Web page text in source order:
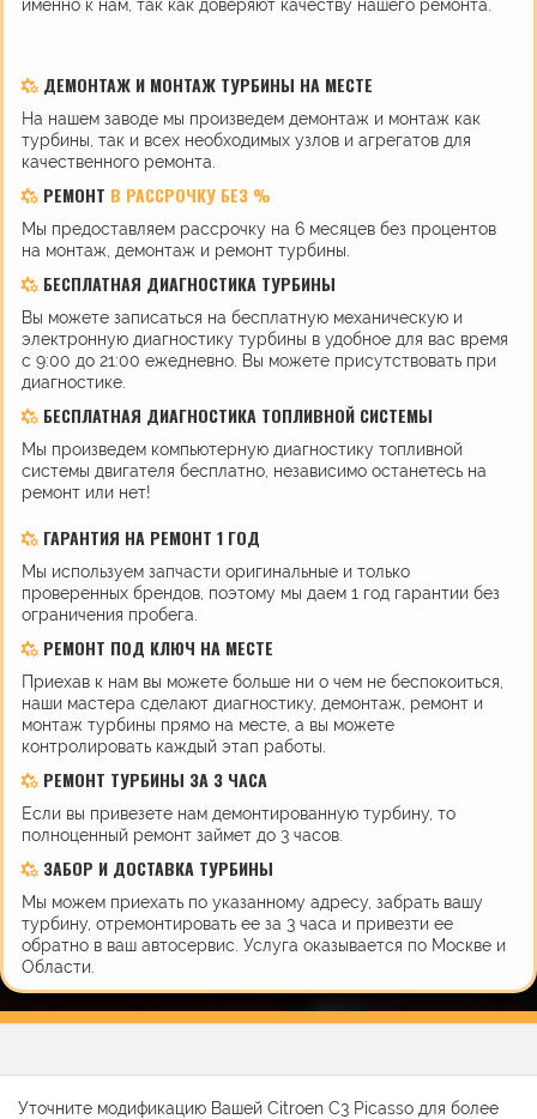
именно к нам, так как доверяют качеству нашего ремонта.
ДЕМОНТАЖ И МОНТАЖ ТУРБИНЫ НА МЕСТЕ
На нашем заводе мы произведем демонтаж и монтаж как
турбины, так и всех необходимых узлов и агрегатов для
качественного ремонта.
РЕМОНТ В РАССРОЧКУ БЕЗ %
Мы предоставляем рассрочку на 6 месяцев без процентов
на монтаж, демонтаж и ремонт турбины.
БЕСПЛАТНАЯ ДИАГНОСТИКА ТУРБИНЫ
Вы можете записаться на бесплатную механическую и
электронную диагностику турбины в удобное для вас время
с 9:00 до 21:00 ежедневно. Вы можете присутствовать при
диагностике.
БЕСПЛАТНАЯ ДИАГНОСТИКА ТОПЛИВНОЙ СИСТЕМЫ
Мы произведем компьютерную диагностику топливной
системы двигателя бесплатно, независимо останетесь на
ремонт или нет!
ГАРАНТИЯ НА РЕМОНТ 1 ГОД
Мы используем запчасти оригинальные и только
проверенных брендов, поэтому мы даем 1 год гарантии без
ограничения пробега.
РЕМОНТ ПОД КЛЮЧ НА МЕСТЕ
Приехав к нам вы можете больше ни о чем не беспокоиться,
наши мастера сделают диагностику, демонтаж, ремонт и
монтаж турбины прямо на месте, а вы можете
контролировать каждый этап работы.
РЕМОНТ ТУРБИНЫ ЗА 3 ЧАСА
Если вы привезете нам демонтированную турбину, то
полноценный ремонт займет до 3 часов.
ЗАБОР И ДОСТАВКА ТУРБИНЫ
Мы можем приехать по указанному адресу, забрать вашу
турбину, отремонтировать ее за 3 часа и привезти ее
обратно в ваш автосервис. Услуга оказывается по Москве и
Области.
Уточните модификацию Вашей Citroen C3 Picasso для более